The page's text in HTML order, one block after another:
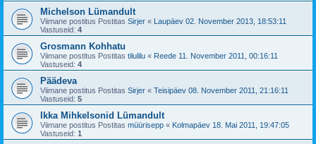
Michelson Lümandult
Viimane postitus Postitas Sirjer « Laupäev 02. November 2013, 18:53:11
Vastuseid: 4
Grosmann Kohhatu
Viimane postitus Postitas tilulilu « Reede 11. November 2011, 00:16:11
Vastuseid: 4
Päädeva
Viimane postitus Postitas Sirjer « Teisipäev 08. November 2011, 21:16:11
Vastuseid: 5
Ikka Mihkelsonid Lümandult
Viimane postitus Postitas müürisepp « Kolmapäev 18. Mai 2011, 19:47:05
Vastuseid: 1